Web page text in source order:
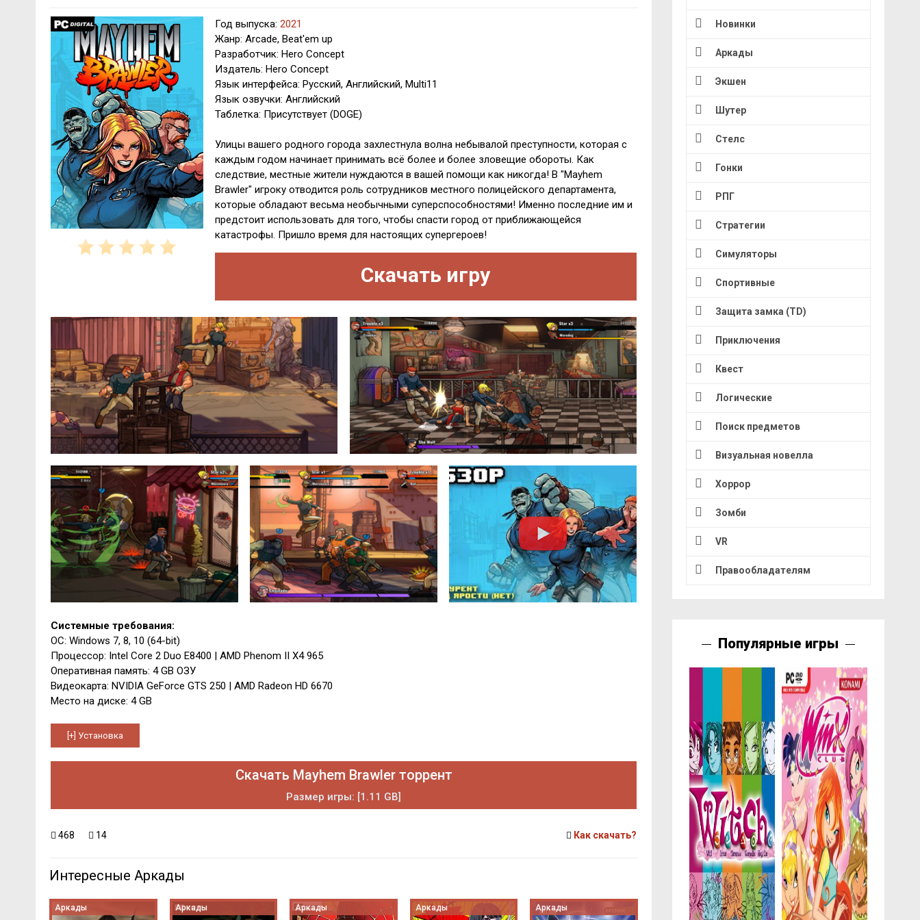
Год выпуска: 2021
Жанр: Arcade, Beat'em up
Разработчик: Hero Concept
Издатель: Hero Concept
Язык интерфейса: Русский, Английский, Multi11
Язык озвучки: Английский
Таблетка: Присутствует (DOGE)
Улицы вашего родного города захлестнула волна небывалой преступности, которая с
каждым годом начинает принимать всё более и более зловещие обороты. Как
следствие, местные жители нуждаются в вашей помощи как никогда! В "Mayhem
Brawler" игроку отводится роль сотрудников местного полицейского департамента,
которые обладают весьма необычными суперспособностями! Именно последние им и
предстоит использовать для того, чтобы спасти город от приближающейся
катастрофы. Пришло время для настоящих супергероев!
Скачать игру
Системные требования:
ОС: Windows 7, 8, 10 (64-bit)
Процессор: Intel Core 2 Duo E8400 | AMD Phenom II X4 965
Оперативная память: 4 GB ОЗУ
Видеокарта: NVIDIA GeForce GTS 250 | AMD Radeon HD 6670
Место на диске: 4 GB
Скачать Mayhem Brawler торрент
Размер игры: [1.11 GB]
468 14 Как скачать?
Интересные Аркады
Аркады Аркады Аркады Аркады Аркады
Новинки
Аркады
Экшен
Шутер
Стелс
Гонки
РПГ
Стратегии
Симуляторы
Спортивные
Защита замка (TD)
Приключения
Квест
Логические
Поиск предметов
Визуальная новелла
Хоррор
Зомби
VR
Правообладателям
Популярные игры